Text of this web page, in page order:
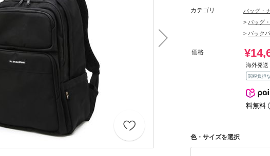
カテゴリ
バッグ・
> バッグ
> バック
価格
海外発送
関税負担な
料無料
色・サイズを選択